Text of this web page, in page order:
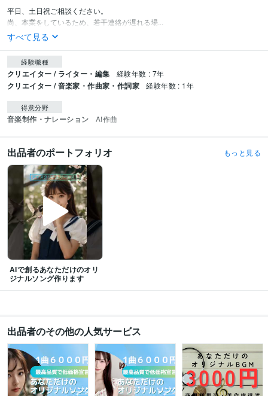
平日、土日祝ご相談ください。
尚、本業をしているため、若干連絡が遅れる場...
すべて見る
経験職種
クリエイター / ライター・編集 経験年数 : 7年
クリエイター / 音楽家・作曲家・作詞家 経験年数 : 1年
得意分野
音楽制作・ナレーション AI作曲
出品者のポートフォリオ もっと見る
AIで創るあなただけのオリ
ジナルソング作ります
出品者のその他の人気サービス